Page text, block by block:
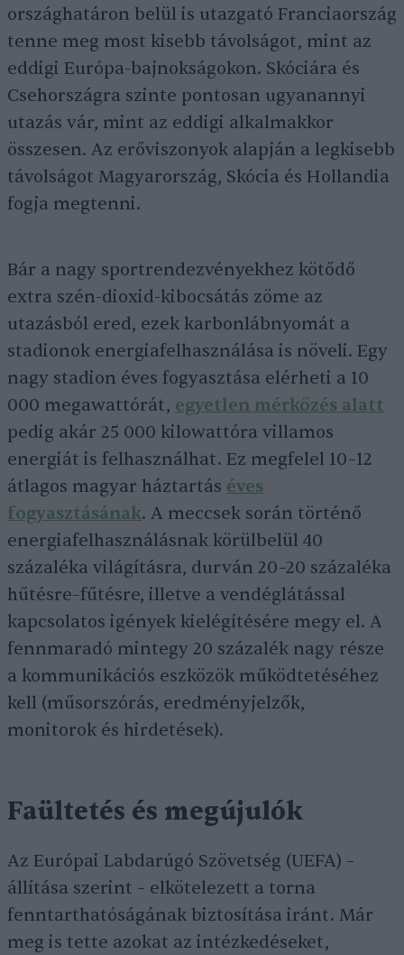
országhatáron belül is utazgató Franciaország
tenne meg most kisebb távolságot, mint az
eddigi Európa-bajnokságokon. Skóciára és
Csehországra szinte pontosan ugyanannyi
utazás vár, mint az eddigi alkalmakkor
összesen. Az erőviszonyok alapján a legkisebb
távolságot Magyarország, Skócia és Hollandia
fogja megtenni.
Bár a nagy sportrendezvényekhez kötődő
extra szén-dioxid-kibocsátás zöme az
utazásból ered, ezek karbonlábnyomát a
stadionok energiafelhasználása is növeli. Egy
nagy stadion éves fogyasztása elérheti a 10
000 megawattórát, egyetlen mérkőzés alatt
pedig akár 25 000 kilowattóra villamos
energiát is felhasználhat. Ez megfelel 10–12
átlagos magyar háztartás éves
fogyasztásának. A meccsek során történő
energiafelhasználásnak körülbelül 40
százaléka világításra, durván 20–20 százaléka
hűtésre–fűtésre, illetve a vendéglátással
kapcsolatos igények kielégítésére megy el. A
fennmaradó mintegy 20 százalék nagy része
a kommunikációs eszközök működtetéséhez
kell (műsorszórás, eredményjelzők,
monitorok és hirdetések).
Faültetés és megújulók
Az Európai Labdarúgó Szövetség (UEFA) –
állítása szerint – elkötelezett a torna
fenntarthatóságának biztosítása iránt. Már
meg is tette azokat az intézkedéseket,